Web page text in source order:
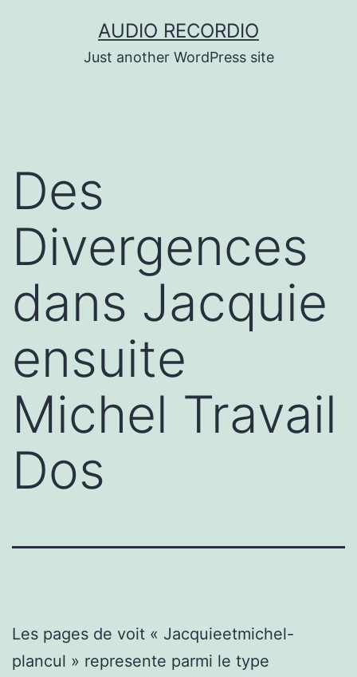
AUDIO RECORDIO
Just another WordPress site
Des
Divergences
dans Jacquie
ensuite
Michel Travail
Dos
Les pages de voit « Jacquieetmichel-
plancul » represente parmi le type